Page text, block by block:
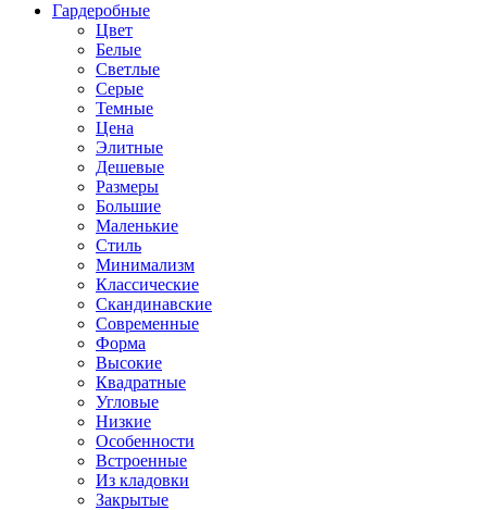
Гардеробные
Цвет
Белые
Светлые
Серые
Темные
Цена
Элитные
Дешевые
Размеры
Большие
Маленькие
Стиль
Минимализм
Классические
Скандинавские
Современные
Форма
Высокие
Квадратные
Угловые
Низкие
Особенности
Встроенные
Из кладовки
Закрытые